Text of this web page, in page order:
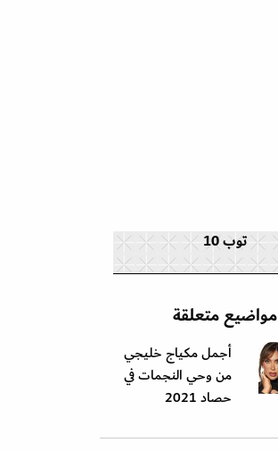
توب 10
مواضيع متعلقة
أجمل مكياج خليجي
من وحي النجمات في
حصاد 2021